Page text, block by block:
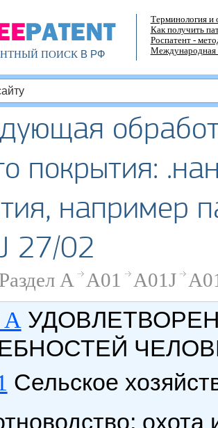
ПОИСКВ РФ
Терминология и
Как получить
Роспатент -
Международная
покрытия:
например
27/02
Раздел A A01 A01J
A
Сельское